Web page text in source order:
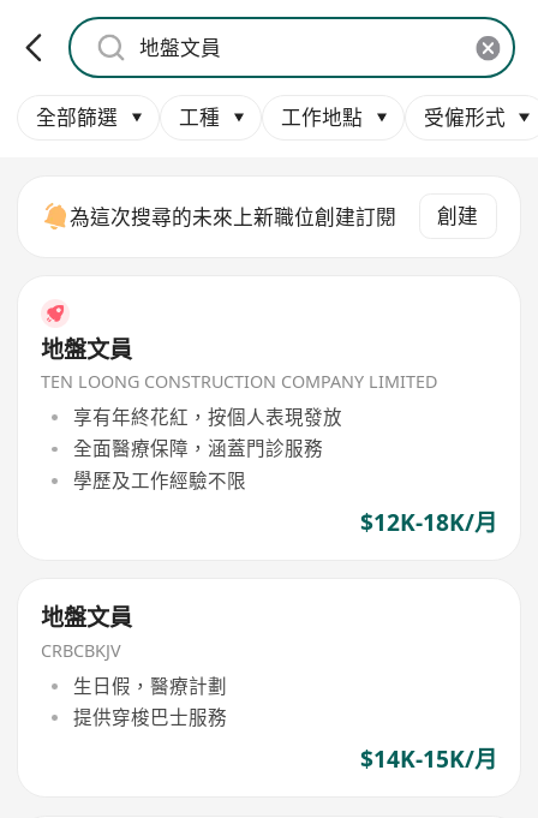
全部篩選 工種 工作地點 受僱形式
為這次搜尋的未來上新職位創建訂閱 創建
地盤文員
TEN LOONG CONSTRUCTION COMPANY LIMITED
享有年終花紅，按個人表現發放
全面醫療保障，涵蓋門診服務
學歷及工作經驗不限
$12K-18K/月
地盤文員
CRBCBKJV
生日假，醫療計劃
提供穿梭巴士服務
$14K-15K/月